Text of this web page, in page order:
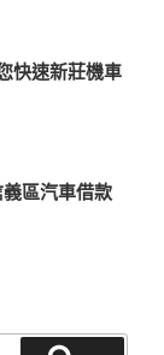
快速新莊機車
區汽車借款